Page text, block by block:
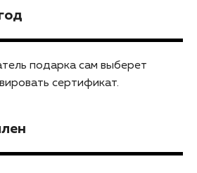
подарка сам выберет
сертификат.